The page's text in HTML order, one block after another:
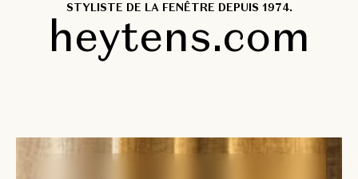
STYLISTE DE LA FENÊTRE DEPUIS 1974.
heytens.com